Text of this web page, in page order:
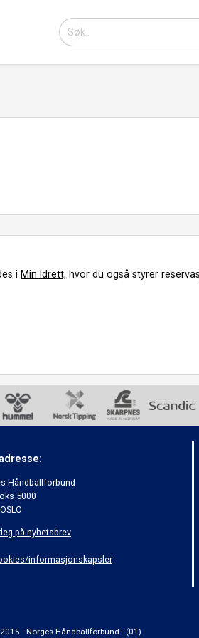
i Min Idrett, hvor du også styrer
Håndballforbund
5000
på nyhetsbrev
informasjonskapsler
- Norges Håndballforbund - (01)